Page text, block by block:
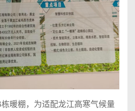
暖棚，为适配龙江高寒气候量